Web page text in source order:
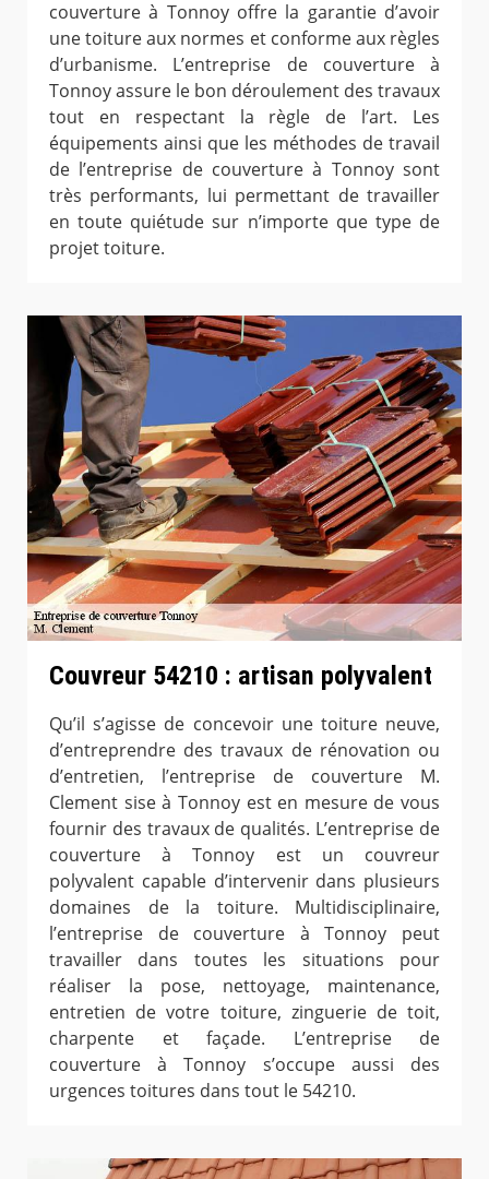
couverture à Tonnoy offre la garantie d’avoir
une toiture aux normes et conforme aux règles
d’urbanisme. L’entreprise de couverture à
Tonnoy assure le bon déroulement des travaux
tout en respectant la règle de l’art. Les
équipements ainsi que les méthodes de travail
de l’entreprise de couverture à Tonnoy sont
très performants, lui permettant de travailler
en toute quiétude sur n’importe que type de
projet toiture.
Couvreur 54210 : artisan polyvalent
Qu’il s’agisse de concevoir une toiture neuve,
d’entreprendre des travaux de rénovation ou
d’entretien, l’entreprise de couverture M.
Clement sise à Tonnoy est en mesure de vous
fournir des travaux de qualités. L’entreprise de
couverture à Tonnoy est un couvreur
polyvalent capable d’intervenir dans plusieurs
domaines de la toiture. Multidisciplinaire,
l’entreprise de couverture à Tonnoy peut
travailler dans toutes les situations pour
réaliser la pose, nettoyage, maintenance,
entretien de votre toiture, zinguerie de toit,
charpente et façade. L’entreprise de
couverture à Tonnoy s’occupe aussi des
urgences toitures dans tout le 54210.